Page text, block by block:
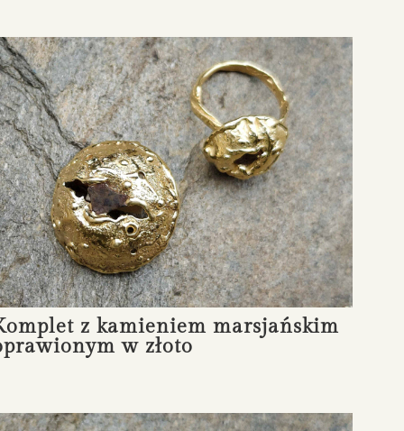
z kamieniem marsjańskim
w złoto